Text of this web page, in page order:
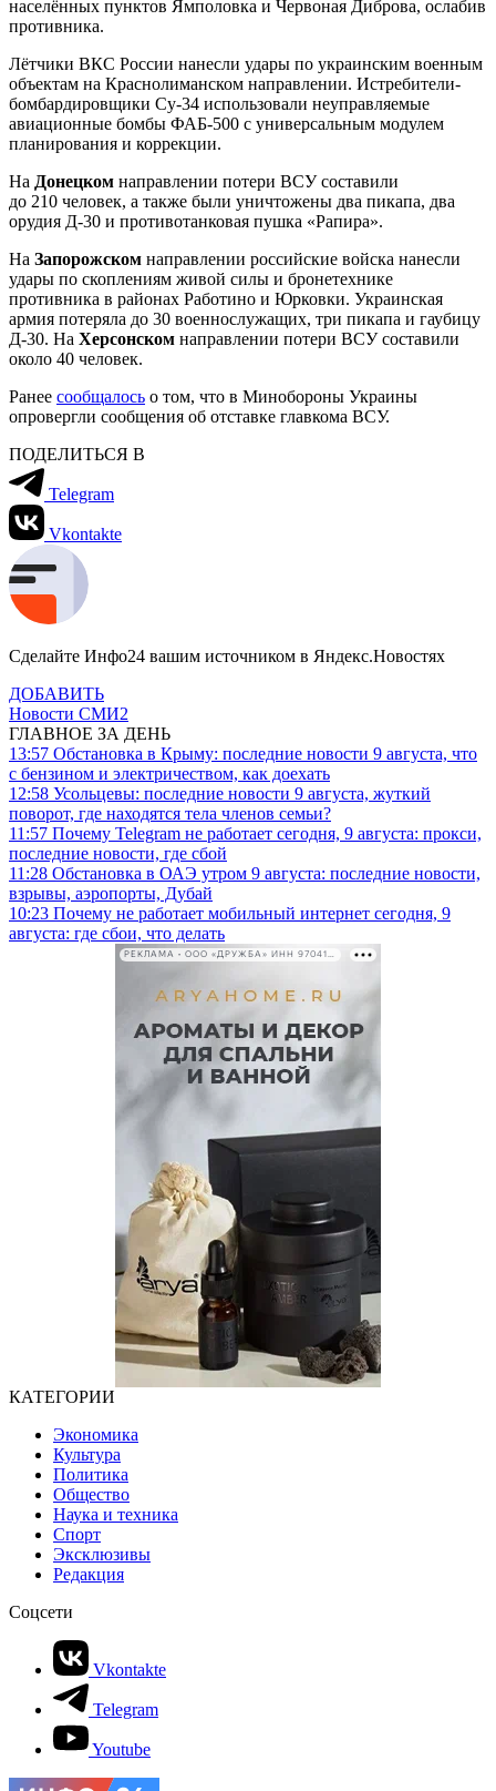
населённых пунктов Ямполовка и Червоная Диброва, ослабив
противника.
Лётчики ВКС России нанесли удары по украинским военным
объектам на Краснолиманском направлении. Истребители-
бомбардировщики Су-34 использовали неуправляемые
авиационные бомбы ФАБ-500 с универсальным модулем
планирования и коррекции.
На Донецком направлении потери ВСУ составили
до 210 человек, а также были уничтожены два пикапа, два
орудия Д-30 и противотанковая пушка «Рапира».
На Запорожском направлении российские войска нанесли
удары по скоплениям живой силы и бронетехнике
противника в районах Работино и Юрковки. Украинская
армия потеряла до 30 военнослужащих, три пикапа и гаубицу
Д-30. На Херсонском направлении потери ВСУ составили
около 40 человек.
Ранее сообщалось о том, что в Минобороны Украины
опровергли сообщения об отставке главкома ВСУ.
ПОДЕЛИТЬСЯ В
Telegram
Vkontakte
Сделайте Инфо24 вашим источником в Яндекс.Новостях
ДОБАВИТЬ
Новости СМИ2
ГЛАВНОЕ ЗА ДЕНЬ
13:57 Обстановка в Крыму: последние новости 9 августа, что
с бензином и электричеством, как доехать
12:58 Усольцевы: последние новости 9 августа, жуткий
поворот, где находятся тела членов семьи?
11:57 Почему Telegram не работает сегодня, 9 августа: прокси,
последние новости, где сбой
11:28 Обстановка в ОАЭ утром 9 августа: последние новости,
взрывы, аэропорты, Дубай
10:23 Почему не работает мобильный интернет сегодня, 9
августа: где сбои, что делать
РЕКЛАМА • ООО «ДРУЖБА» ИНН 9704146411
КАТЕГОРИИ
Экономика
Культура
Политика
Общество
Наука и техника
Спорт
Эксклюзивы
Редакция
Соцсети
Vkontakte
Telegram
Youtube